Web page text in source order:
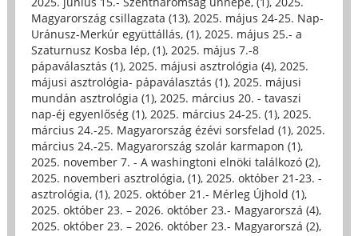
Magyarország csillagzata (13), 2025. május 24-25. Nap-
Uránusz-Merkúr együttállás, (1), 2025. május 25.- a
Szaturnusz Kosba lép, (1), 2025. május 7.-8
pápaválasztás (1), 2025. májusi asztrológia (4), 2025.
májusi asztrológia- pápaválasztás (1), 2025. májusi
mundán asztrológia (1), 2025. március 20. - tavaszi
nap-éj egyenlőség (1), 2025. március 24-25. (1), 2025.
március 24.-25. Magyarország ézévi sorsfelad (1), 2025.
március 24.-25. Magyarország szolár karmapon (1),
2025. november 7. - A washingtoni elnöki találkozó (2),
2025. novemberi asztrológia, (1), 2025. október 21-23. -
asztrológia, (1), 2025. október 21.- Mérleg Újhold (1),
2025. október 23. – 2026. október 23.- Magyarorszá (4),
2025. október 23. – 2026. október 23.- Magyarorszá (2),